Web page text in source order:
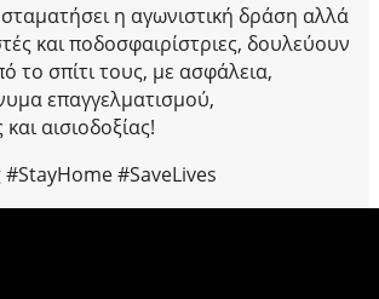
η αγωνιστική δράση αλλά
και ποδοσφαιρίστριες, δουλεύουν
το σπίτι τους, με ασφάλεια,
επαγγελματισμού,
αισιοδοξίας!
#SaveLives